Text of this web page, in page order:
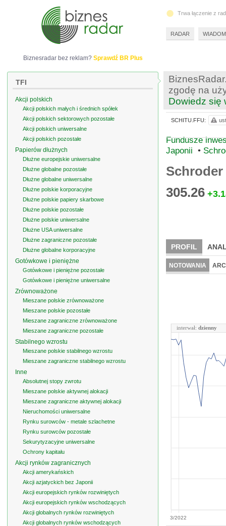
zgodę na
Dowiedz się
Fundusze
Japonii •
Schroder
305.26
PROFIL
NOTOWANIA
3/2022
interwał: dzienny
SCHITU.FFU:
Biznesradar bez reklam? Sprawdź BR Plus
TFI
Akcji polskich
Akcji polskich małych i średnich spółek
Akcji polskich sektorowych pozostałe
Akcji polskich uniwersalne
Akcji polskich pozostałe
Papierów dłużnych
Dłużne europejskie uniwersalne
Dłużne globalne pozostałe
Dłużne globalne uniwersalne
Dłużne polskie korporacyjne
Dłużne polskie papiery skarbowe
Dłużne polskie pozostałe
Dłużne polskie uniwersalne
Dłużne USA uniwersalne
Dłużne zagraniczne pozostałe
Dłużne globalne korporacyjne
Gotówkowe i pieniężne
Gotówkowe i pieniężne pozostałe
Gotówkowe i pieniężne uniwersalne
Zrównoważone
Mieszane polskie zrównoważone
Mieszane polskie pozostałe
Mieszane zagraniczne zrównoważone
Mieszane zagraniczne pozostałe
Stabilnego wzrostu
Mieszane polskie stabilnego wzrostu
Mieszane zagraniczne stabilnego wzrostu
Inne
Absolutnej stopy zwrotu
Mieszane polskie aktywnej alokacji
Mieszane zagraniczne aktywnej alokacji
Nieruchomości uniwersalne
Rynku surowców - metale szlachetne
Rynku surowców pozostałe
Sekurytyzacyjne uniwersalne
Ochrony kapitału
Akcji rynków zagranicznych
Akcji amerykańskich
Akcji azjatyckich bez Japonii
Akcji europejskich rynków rozwiniętych
Akcji europejskich rynków wschodzących
Akcji globalnych rynków rozwiniętych
Akcji globalnych rynków wschodzących
Trwa łączenie z
RADAR